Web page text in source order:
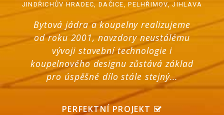
JINDŘICHŮV HRADEC, DAČICE, PELHŘIMOV, JIHLAVA
Bytová jádra a koupelny realizujeme
od roku 2001, navzdory neustálému
vývoji stavební technologie i
koupelnového designu zůstává základ
pro úspěšné dílo stále stejný...
PERFEKTNÍ PROJEKT